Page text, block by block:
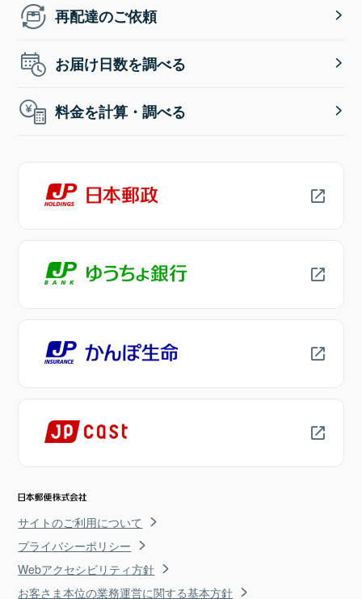
再配達のご依頼
お届け日数を調べる
料金を計算・調べる
サイトのご利用について
プライバシーポリシー
Webアクセシビリティ方針
お客さま本位の業務運営に関する基本方針